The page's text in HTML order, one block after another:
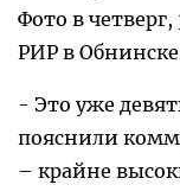
Фото в четверг,
РИР в
- Это уже
пояснили
– крайне